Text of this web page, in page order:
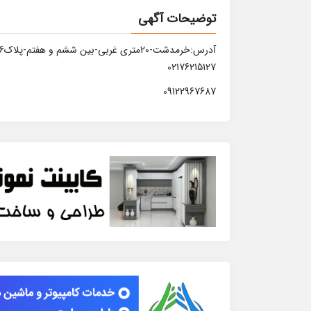
توضیحات آگهی
آدرس:خرمدشت-20متری غربی-بین ششم و هفتم-پلاک116
02176215127
09122967687